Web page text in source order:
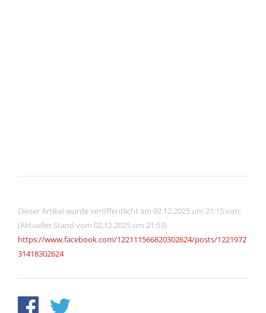
Dieser Artikel wurde veröffentlicht am 02.12.2025 um 21:15 von:
(Aktueller Stand vom 02.12.2025 um 21:53)
https://www.facebook.com/122111566820302624/posts/1221972
31418302624